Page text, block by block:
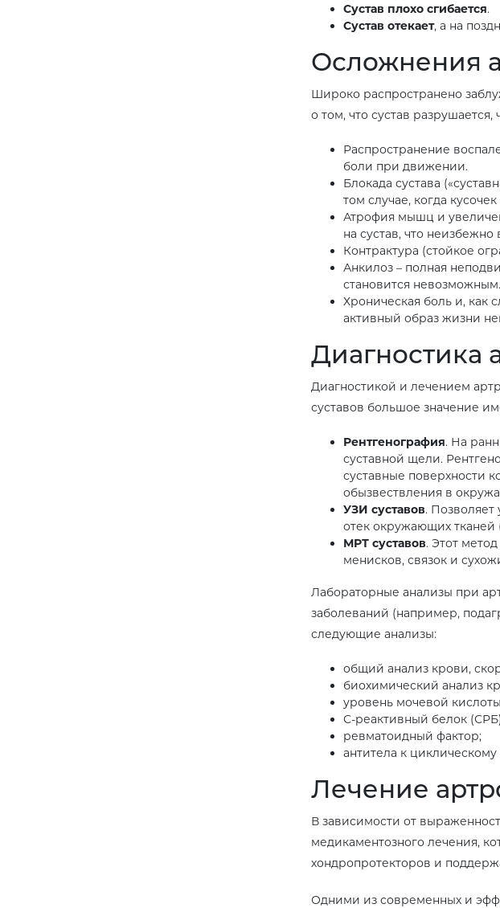
Сустав плохо сгибается.
Сустав отекает, а на
Осложнения
Широко распространено
о том, что сустав
Распространение
боли при движении.
Блокада сустава
том случае, когда
Атрофия мышц и
на сустав, что
Контрактура (стойкое
Анкилоз – полная
становится невозможным.
Хроническая боль и, как
активный образ жизни
Диагностика
Диагностикой и лечением
суставов большое значение
Рентгенография. На
суставной щели.
суставные поверхности
обызвествления в
УЗИ суставов. Позволяет
отек окружающих
МРТ суставов. Этот
менисков, связок и
Лабораторные анализы при
заболеваний (например,
следующие анализы:
общий анализ крови,
биохимический анализ
уровень мочевой
С-реактивный белок
ревматоидный фактор;
антитела к
Лечение
В зависимости от
медикаментозного лечения,
хондропротекторов и
Одними из современных и